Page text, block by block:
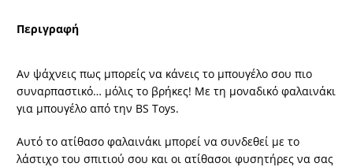
Περιγραφή
Αν ψάχνεις πως μπορείς να κάνεις το μπουγέλο σου πιο
συναρπαστικό… μόλις το βρήκες! Με τη μοναδικό φαλαινάκι
για μπουγέλο από την BS Toys.
Αυτό το ατίθασο φαλαινάκι μπορεί να συνδεθεί με το
λάστιχο του σπιτιού σου και οι ατίθασοι φυσητήρες να σας